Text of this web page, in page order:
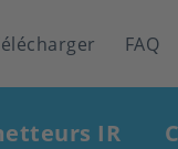
FAQ
IR